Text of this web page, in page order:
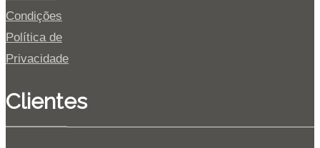
Condições
Política de
Privacidade
Clientes